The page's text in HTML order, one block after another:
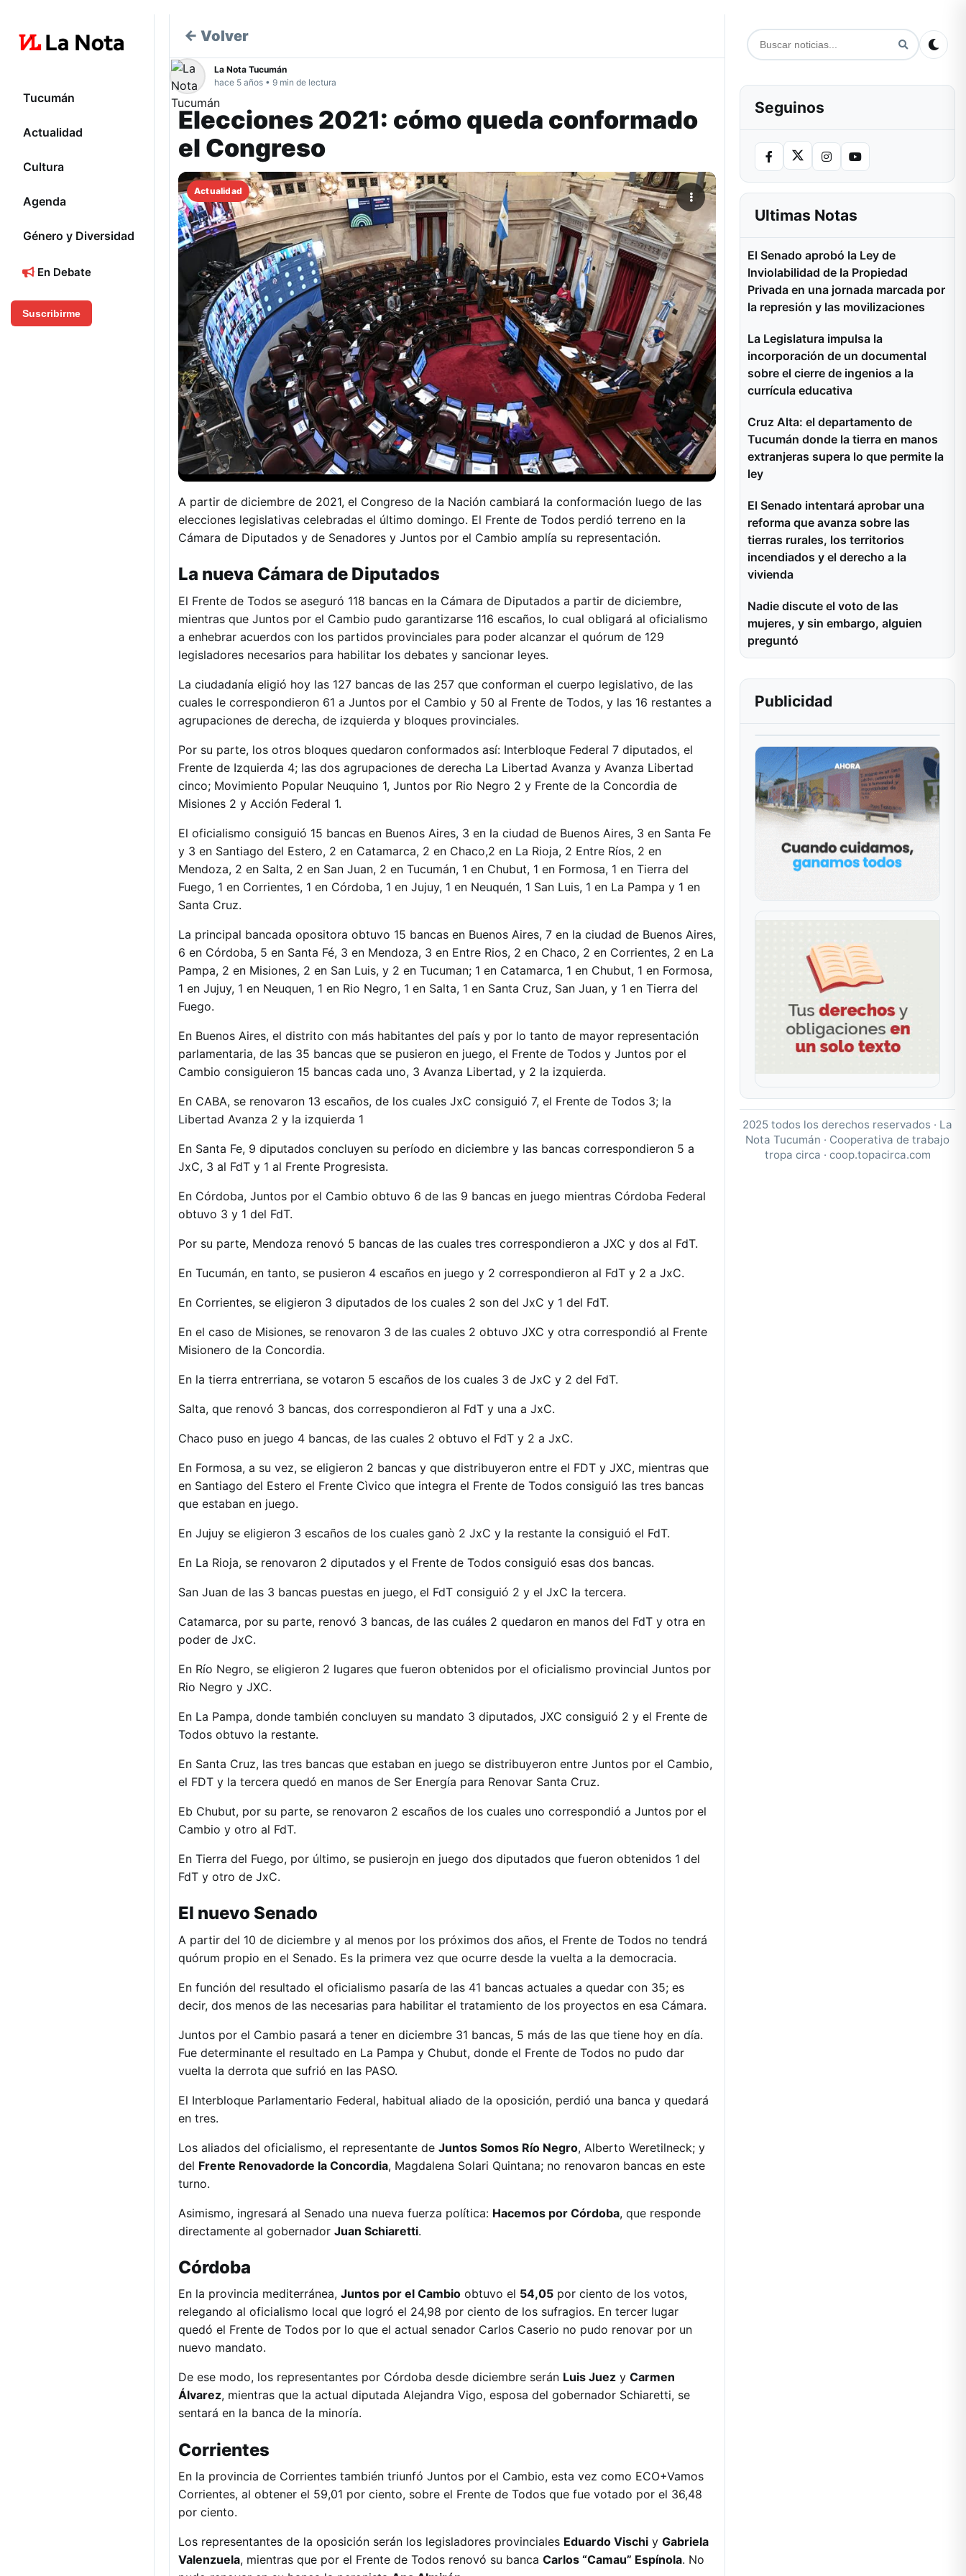
Tucumán
Actualidad
Cultura
Agenda
Género y Diversidad
En Debate
Suscribirme
← Volver
La Nota Tucumán
hace 5 años • 9 min de lectura
Elecciones 2021: cómo queda conformado
el Congreso
Actualidad
A partir de diciembre de 2021, el Congreso de la Nación cambiará la conformación luego de las
elecciones legislativas celebradas el último domingo. El Frente de Todos perdió terreno en la
Cámara de Diputados y de Senadores y Juntos por el Cambio amplía su representación.
La nueva Cámara de Diputados
El Frente de Todos se aseguró 118 bancas en la Cámara de Diputados a partir de diciembre,
mientras que Juntos por el Cambio pudo garantizarse 116 escaños, lo cual obligará al oficialismo
a enhebrar acuerdos con los partidos provinciales para poder alcanzar el quórum de 129
legisladores necesarios para habilitar los debates y sancionar leyes.
La ciudadanía eligió hoy las 127 bancas de las 257 que conforman el cuerpo legislativo, de las
cuales le correspondieron 61 a Juntos por el Cambio y 50 al Frente de Todos, y las 16 restantes a
agrupaciones de derecha, de izquierda y bloques provinciales.
Por su parte, los otros bloques quedaron conformados así: Interbloque Federal 7 diputados, el
Frente de Izquierda 4; las dos agrupaciones de derecha La Libertad Avanza y Avanza Libertad
cinco; Movimiento Popular Neuquino 1, Juntos por Rio Negro 2 y Frente de la Concordia de
Misiones 2 y Acción Federal 1.
El oficialismo consiguió 15 bancas en Buenos Aires, 3 en la ciudad de Buenos Aires, 3 en Santa Fe
y 3 en Santiago del Estero, 2 en Catamarca, 2 en Chaco,2 en La Rioja, 2 Entre Ríos, 2 en
Mendoza, 2 en Salta, 2 en San Juan, 2 en Tucumán, 1 en Chubut, 1 en Formosa, 1 en Tierra del
Fuego, 1 en Corrientes, 1 en Córdoba, 1 en Jujuy, 1 en Neuquén, 1 San Luis, 1 en La Pampa y 1 en
Santa Cruz.
La principal bancada opositora obtuvo 15 bancas en Buenos Aires, 7 en la ciudad de Buenos Aires,
6 en Córdoba, 5 en Santa Fé, 3 en Mendoza, 3 en Entre Rios, 2 en Chaco, 2 en Corrientes, 2 en La
Pampa, 2 en Misiones, 2 en San Luis, y 2 en Tucuman; 1 en Catamarca, 1 en Chubut, 1 en Formosa,
1 en Jujuy, 1 en Neuquen, 1 en Rio Negro, 1 en Salta, 1 en Santa Cruz, San Juan, y 1 en Tierra del
Fuego.
En Buenos Aires, el distrito con más habitantes del país y por lo tanto de mayor representación
parlamentaria, de las 35 bancas que se pusieron en juego, el Frente de Todos y Juntos por el
Cambio consiguieron 15 bancas cada uno, 3 Avanza Libertad, y 2 la izquierda.
En CABA, se renovaron 13 escaños, de los cuales JxC consiguió 7, el Frente de Todos 3; la
Libertad Avanza 2 y la izquierda 1
En Santa Fe, 9 diputados concluyen su período en diciembre y las bancas correspondieron 5 a
JxC, 3 al FdT y 1 al Frente Progresista.
En Córdoba, Juntos por el Cambio obtuvo 6 de las 9 bancas en juego mientras Córdoba Federal
obtuvo 3 y 1 del FdT.
Por su parte, Mendoza renovó 5 bancas de las cuales tres correspondieron a JXC y dos al FdT.
En Tucumán, en tanto, se pusieron 4 escaños en juego y 2 correspondieron al FdT y 2 a JxC.
En Corrientes, se eligieron 3 diputados de los cuales 2 son del JxC y 1 del FdT.
En el caso de Misiones, se renovaron 3 de las cuales 2 obtuvo JXC y otra correspondió al Frente
Misionero de la Concordia.
En la tierra entrerriana, se votaron 5 escaños de los cuales 3 de JxC y 2 del FdT.
Salta, que renovó 3 bancas, dos correspondieron al FdT y una a JxC.
Chaco puso en juego 4 bancas, de las cuales 2 obtuvo el FdT y 2 a JxC.
En Formosa, a su vez, se eligieron 2 bancas y que distribuyeron entre el FDT y JXC, mientras que
en Santiago del Estero el Frente Cìvico que integra el Frente de Todos consiguió las tres bancas
que estaban en juego.
En Jujuy se eligieron 3 escaños de los cuales ganò 2 JxC y la restante la consiguió el FdT.
En La Rioja, se renovaron 2 diputados y el Frente de Todos consiguió esas dos bancas.
San Juan de las 3 bancas puestas en juego, el FdT consiguió 2 y el JxC la tercera.
Catamarca, por su parte, renovó 3 bancas, de las cuáles 2 quedaron en manos del FdT y otra en
poder de JxC.
En Río Negro, se eligieron 2 lugares que fueron obtenidos por el oficialismo provincial Juntos por
Rio Negro y JXC.
En La Pampa, donde también concluyen su mandato 3 diputados, JXC consiguió 2 y el Frente de
Todos obtuvo la restante.
En Santa Cruz, las tres bancas que estaban en juego se distribuyeron entre Juntos por el Cambio,
el FDT y la tercera quedó en manos de Ser Energía para Renovar Santa Cruz.
Eb Chubut, por su parte, se renovaron 2 escaños de los cuales uno correspondió a Juntos por el
Cambio y otro al FdT.
En Tierra del Fuego, por último, se pusierojn en juego dos diputados que fueron obtenidos 1 del
FdT y otro de JxC.
El nuevo Senado
A partir del 10 de diciembre y al menos por los próximos dos años, el Frente de Todos no tendrá
quórum propio en el Senado. Es la primera vez que ocurre desde la vuelta a la democracia.
En función del resultado el oficialismo pasaría de las 41 bancas actuales a quedar con 35; es
decir, dos menos de las necesarias para habilitar el tratamiento de los proyectos en esa Cámara.
Juntos por el Cambio pasará a tener en diciembre 31 bancas, 5 más de las que tiene hoy en día.
Fue determinante el resultado en La Pampa y Chubut, donde el Frente de Todos no pudo dar
vuelta la derrota que sufrió en las PASO.
El Interbloque Parlamentario Federal, habitual aliado de la oposición, perdió una banca y quedará
en tres.
Los aliados del oficialismo, el representante de Juntos Somos Río Negro, Alberto Weretilneck; y
del Frente Renovadorde la Concordia, Magdalena Solari Quintana; no renovaron bancas en este
turno.
Asimismo, ingresará al Senado una nueva fuerza política: Hacemos por Córdoba, que responde
directamente al gobernador Juan Schiaretti.
Córdoba
En la provincia mediterránea, Juntos por el Cambio obtuvo el 54,05 por ciento de los votos,
relegando al oficialismo local que logró el 24,98 por ciento de los sufragios. En tercer lugar
quedó el Frente de Todos por lo que el actual senador Carlos Caserio no pudo renovar por un
nuevo mandato.
De ese modo, los representantes por Córdoba desde diciembre serán Luis Juez y Carmen
Álvarez, mientras que la actual diputada Alejandra Vigo, esposa del gobernador Schiaretti, se
sentará en la banca de la minoría.
Corrientes
En la provincia de Corrientes también triunfó Juntos por el Cambio, esta vez como ECO+Vamos
Corrientes, al obtener el 59,01 por ciento, sobre el Frente de Todos que fue votado por el 36,48
por ciento.
Los representantes de la oposición serán los legisladores provinciales Eduardo Vischi y Gabriela
Valenzuela, mientras que por el Frente de Todos renovó su banca Carlos “Camau” Espínola. No
Seguinos
Ultimas Notas
El Senado aprobó la Ley de
Inviolabilidad de la Propiedad
Privada en una jornada marcada por
la represión y las movilizaciones
La Legislatura impulsa la
incorporación de un documental
sobre el cierre de ingenios a la
currícula educativa
Cruz Alta: el departamento de
Tucumán donde la tierra en manos
extranjeras supera lo que permite la
ley
El Senado intentará aprobar una
reforma que avanza sobre las
tierras rurales, los territorios
incendiados y el derecho a la
vivienda
Nadie discute el voto de las
mujeres, y sin embargo, alguien
preguntó
Publicidad
2025 todos los derechos reservados · La
Nota Tucumán · Cooperativa de trabajo
tropa circa · coop.topacirca.com